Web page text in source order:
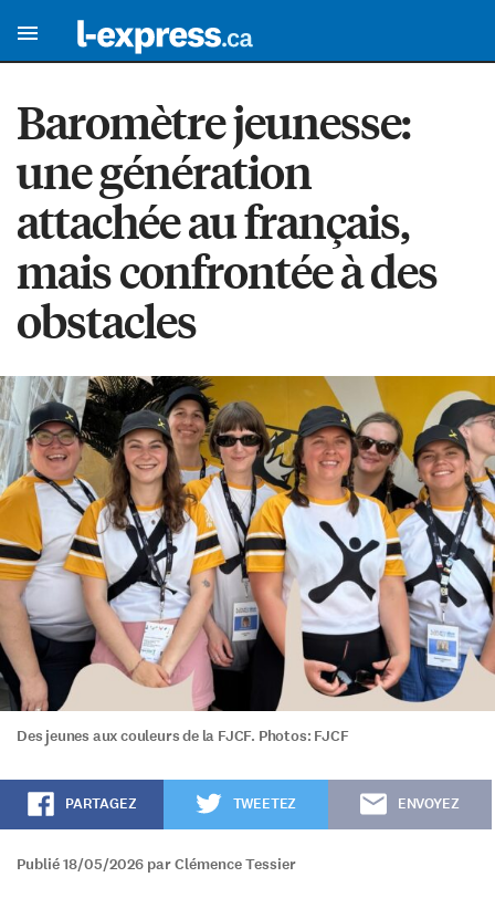
Baromètre jeunesse:
une génération
attachée au français,
mais confrontée à des
obstacles
Des jeunes aux couleurs de la FJCF. Photos: FJCF
PARTAGEZ TWEETEZ ENVOYEZ
Publié 18/05/2026 par Clémence Tessier